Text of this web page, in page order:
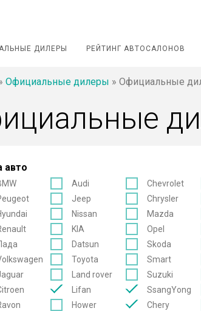
ДИЛЕРЫ РЕЙТИНГ АВТОСАЛОНОВ
Официальные дилеры » Официальные
авто
Audi Chevrolet
Jeep Chrysler
Nissan Mazda
KIA Opel
Datsun Skoda
Toyota Smart
Land rover Suzuki
Lifan SsangYong
Hower Chery